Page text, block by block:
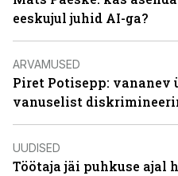
eeskujul juhid AI-ga?
ARVAMUSED
Piret Potisepp: vananev
vanuselist
UUDISED
Töötaja jäi puhkuse ajal